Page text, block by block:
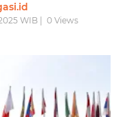
WIB | 0Views